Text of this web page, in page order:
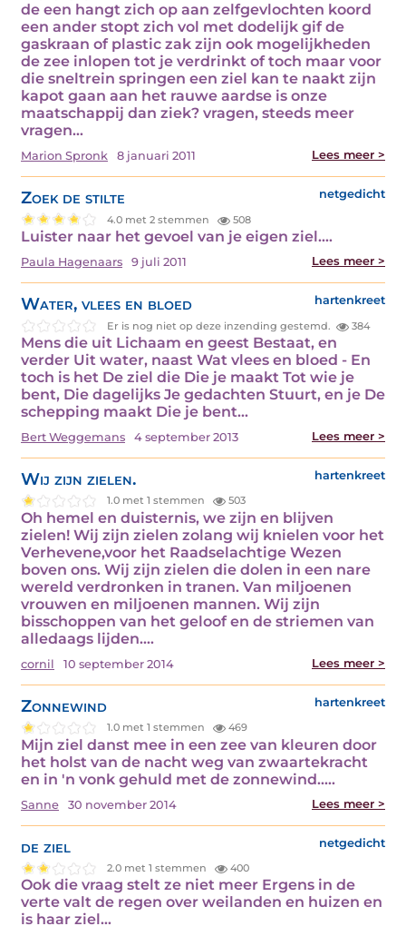
de een hangt zich op aan zelfgevlochten koord
een ander stopt zich vol met dodelijk gif de
gaskraan of plastic zak zijn ook mogelijkheden
de zee inlopen tot je verdrinkt of toch maar voor
die sneltrein springen een ziel kan te naakt zijn
kapot gaan aan het rauwe aardse is onze
maatschappij dan ziek? vragen, steeds meer
vragen…
Marion Spronk 8 januari 2011 Lees meer >
Zoek de stilte netgedicht
4.0 met 2 stemmen 508
Luister naar het gevoel van je eigen ziel.…
Paula Hagenaars 9 juli 2011 Lees meer >
Water, vlees en bloed hartenkreet
Er is nog niet op deze inzending gestemd. 384
Mens die uit Lichaam en geest Bestaat, en
verder Uit water, naast Wat vlees en bloed - En
toch is het De ziel die Die je maakt Tot wie je
bent, Die dagelijks Je gedachten Stuurt, en je De
schepping maakt Die je bent…
Bert Weggemans 4 september 2013 Lees meer >
Wij zijn zielen. hartenkreet
1.0 met 1 stemmen 503
Oh hemel en duisternis, we zijn en blijven
zielen! Wij zijn zielen zolang wij knielen voor het
Verhevene,voor het Raadselachtige Wezen
boven ons. Wij zijn zielen die dolen in een nare
wereld verdronken in tranen. Van miljoenen
vrouwen en miljoenen mannen. Wij zijn
bisschoppen van het geloof en de striemen van
alledaags lijden.…
cornil 10 september 2014 Lees meer >
Zonnewind hartenkreet
1.0 met 1 stemmen 469
Mijn ziel danst mee in een zee van kleuren door
het holst van de nacht weg van zwaartekracht
en in 'n vonk gehuld met de zonnewind..…
Sanne 30 november 2014 Lees meer >
de ziel netgedicht
2.0 met 1 stemmen 400
Ook die vraag stelt ze niet meer Ergens in de
verte valt de regen over weilanden en huizen en
is haar ziel…